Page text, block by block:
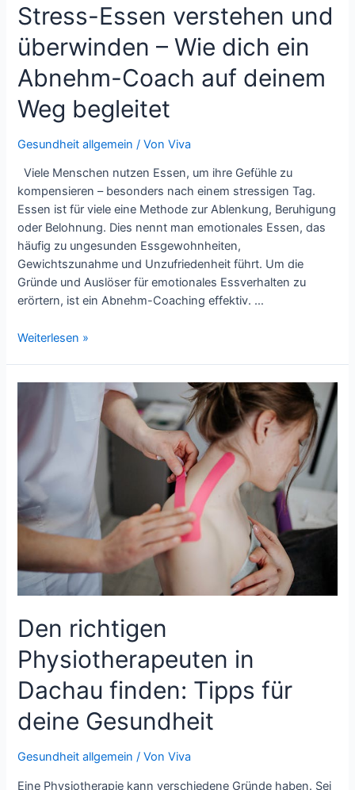
Stress-Essen verstehen und
überwinden – Wie dich ein
Abnehm-Coach auf deinem
Weg begleitet
Gesundheit allgemein / VonViva
Viele Menschen nutzen Essen, um ihre Gefühle zu
kompensieren – besonders nach einem stressigen Tag.
Essen ist für viele eine Methode zur Ablenkung, Beruhigung
oder Belohnung. Dies nennt man emotionales Essen, das
häufig zu ungesunden Essgewohnheiten,
Gewichtszunahme und Unzufriedenheit führt. Um die
Gründe und Auslöser für emotionales Essverhalten zu
erörtern, ist ein Abnehm-Coaching effektiv. …
Stress-
überwinden
Wie
dich
ein
Abnehm-
Coach
deinem
Weg
begleitet
Weiterlesen »
Den richtigen
Physiotherapeuten in
Dachau finden: Tipps für
deine Gesundheit
Gesundheit allgemein / VonViva
Eine Physiotherapie kann verschiedene Gründe haben. Sei